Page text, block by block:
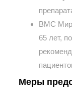
ВМС
65 лет,
Меры